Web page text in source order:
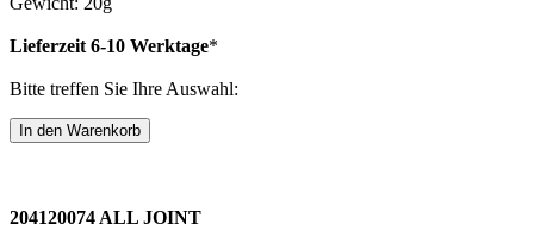
Lieferzeit 6-10 Werktage*
Bitte treffen Sie Ihre Auswahl:
204120074 ALL JOINT